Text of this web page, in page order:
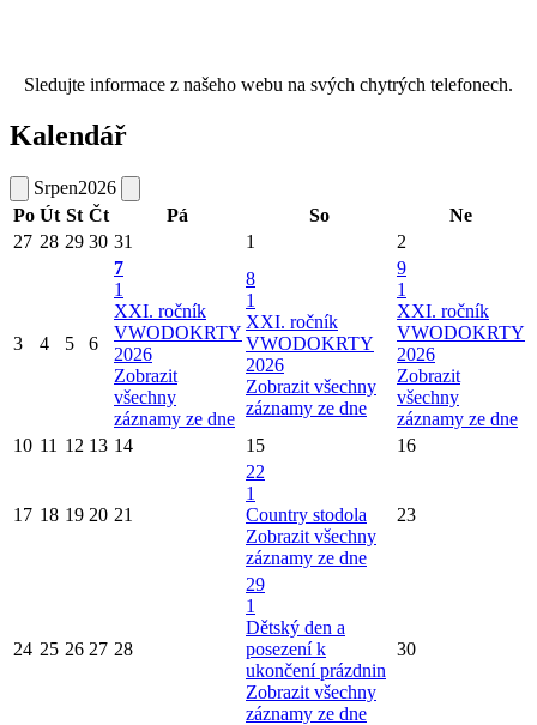
Sledujte informace z našeho webu na svých chytrých telefonech.
Kalendář
Srpen2026
Po Út St Čt Pá So
Ne
27 28 29 30 31 1 2
3 4 5 6
7
1
XXI. ročník
VWODOKRTY
2026
Zobrazit
všechny
záznamy ze dne
8
1
XXI. ročník
VWODOKRTY
2026
Zobrazit všechny
záznamy ze dne
9
1
XXI. ročník
VWODOKRTY
2026
Zobrazit
všechny
záznamy ze dne
10 11 12 13 14 15 16
17 18 19 20 21
22
1
Country stodola
Zobrazit všechny
záznamy ze dne
23
24 25 26 27 28
29
1
Dětský den a
posezení k
ukončení prázdnin
Zobrazit všechny
záznamy ze dne
30